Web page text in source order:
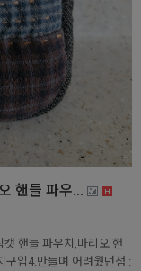
핸들 파우...
핸들 파우치,마리오 핸
구입4.만들며 어려웠던점 :